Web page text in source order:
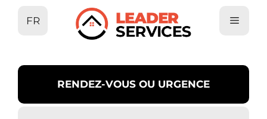
FR
RENDEZ-VOUS OU URGENCE